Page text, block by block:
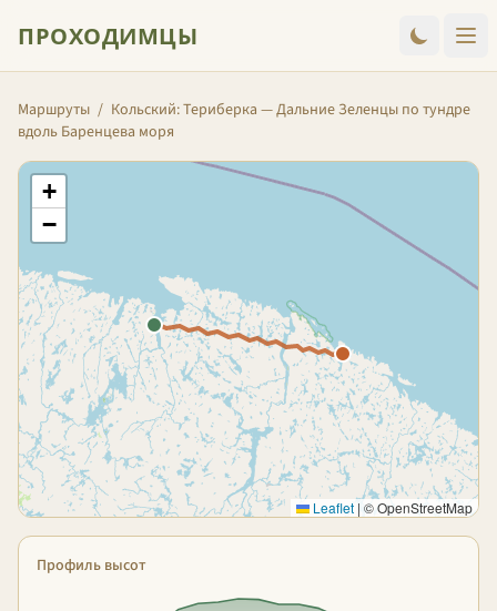
ПРОХОДИМЦЫ
Маршруты / Кольский: Териберка — Дальние Зеленцы по тундре
вдоль Баренцева моря
+
−
Leaflet | © OpenStreetMap
Профиль высот